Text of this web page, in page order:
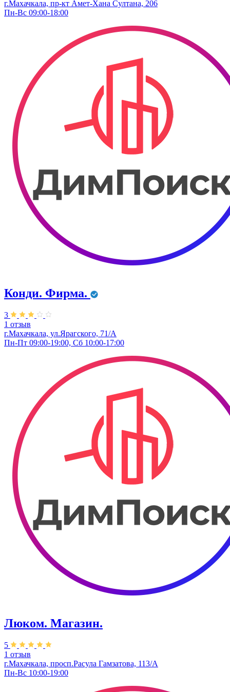
г.Махачкала, пр-кт Амет-Хана Султана, 206
Пн-Вс 09:00-18:00
Конди. ​Фирма.
3
1 отзыв
г.Махачкала, ул.Ярагского, 71/А
Пн-Пт 09:00-19:00, Сб 10:00-17:00
Люком. Магазин.
5
1 отзыв
г.Махачкала, ​просп.Расула Гамзатова, 113/А
Пн-Вс 10:00-19:00